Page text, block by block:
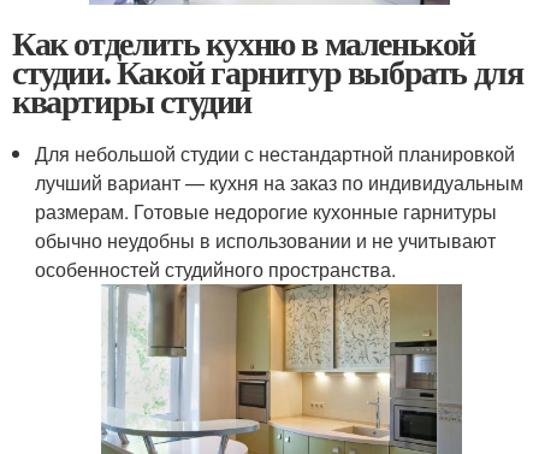
Как отделить кухню в маленькой
студии. Какой гарнитур выбрать для
квартиры студии
Для небольшой студии с нестандартной планировкой
лучший вариант — кухня на заказ по индивидуальным
размерам. Готовые недорогие кухонные гарнитуры
обычно неудобны в использовании и не учитывают
особенностей студийного пространства.